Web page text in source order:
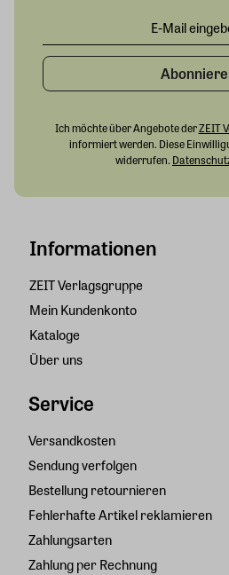
Informationen
ZEIT Verlagsgruppe
Mein Kundenkonto
Kataloge
Über uns
Service
Versandkosten
Sendung verfolgen
Bestellung retournieren
Fehlerhafte Artikel reklamieren
Zahlungsarten
Zahlung per Rechnung
Ich möchte über Angebote derZEIT
informiert werden. Diese
widerrufen.